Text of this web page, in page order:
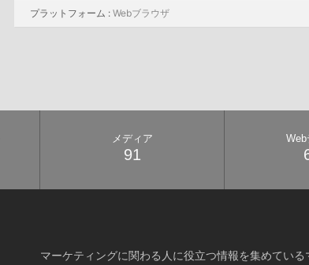
プラットフォーム : Webブラウザ
メディア
91
Web
マーケティングに関わる人に役立つ情報を集めてい